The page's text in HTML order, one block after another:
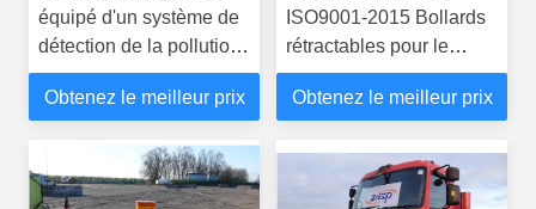
équipé d'un système de
détection de la pollution
atmosphérique.
Obtenez le meilleur prix
ISO9001-2015 Bollards
rétractables pour le
parking 1 an de garantie
Obtenez le meilleur prix